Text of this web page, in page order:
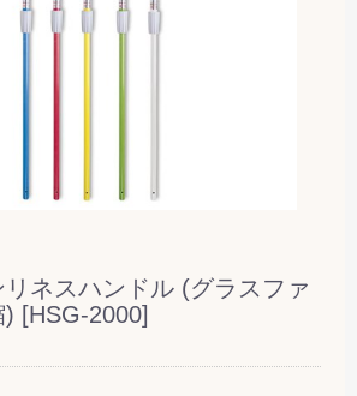
ネスハンドル (グラスファ
[HSG-2000]